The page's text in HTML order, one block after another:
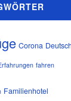
Corona
fahren
Familienhotel